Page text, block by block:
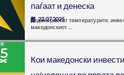
паѓаат и денеска
22.07.2025
Додека растат температурите,
македонскиот …
Кои македонски